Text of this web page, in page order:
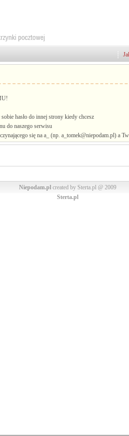
hasło do innej strony kiedy chcesz
do naszego serwisu
się na a_ (np. a_tomek@niepodam.pl) a
Niepodam.pl created by Sterta.pl @ 2009
Sterta.pl